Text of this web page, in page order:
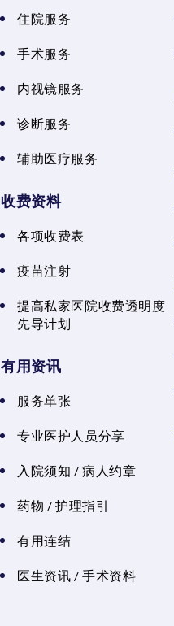
住院服务
手术服务
内视镜服务
诊断服务
辅助医疗服务
收费资料
各项收费表
疫苗注射
提高私家医院收费透明度
先导计划
有用资讯
服务单张
专业医护人员分享
入院须知 / 病人约章
药物 / 护理指引
有用连结
医生资讯 / 手术资料